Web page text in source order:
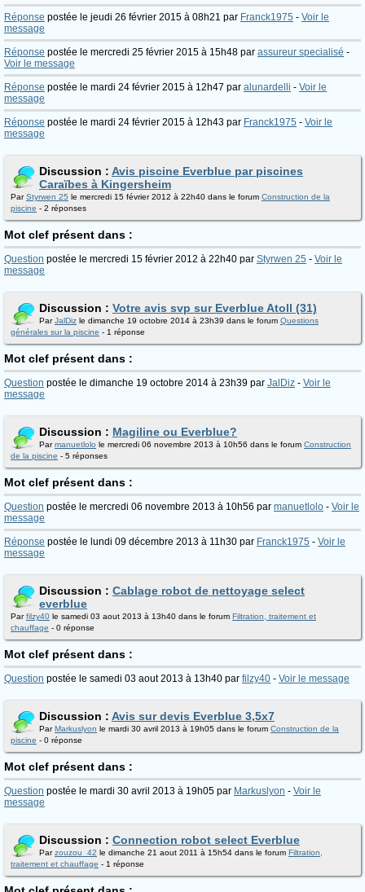
Réponse postée le jeudi 26 février 2015 à 08h21 par Franck1975 - Voir le
message
Réponse postée le mercredi 25 février 2015 à 15h48 par assureur specialisé -
Voir le message
Réponse postée le mardi 24 février 2015 à 12h47 par alunardelli - Voir le
message
Réponse postée le mardi 24 février 2015 à 12h43 par Franck1975 - Voir le
message
Discussion : Avis piscine Everblue par piscines
Caraïbes à Kingersheim
ParStyrwen 25 le mercredi 15 février 2012 à 22h40 dans le forum Construction de la
piscine - 2 réponses
Mot clef présent dans :
Question postée le mercredi 15 février 2012 à 22h40 par Styrwen 25 - Voir le
message
Discussion : Votre avis svp sur Everblue Atoll (31)
ParJalDiz le dimanche 19 octobre 2014 à 23h39 dans le forum Questions
générales sur la piscine - 1 réponse
Mot clef présent dans :
Question postée le dimanche 19 octobre 2014 à 23h39 par JalDiz - Voir le
message
Discussion : Magiline ou Everblue?
Parmanuetlolo le mercredi 06 novembre 2013 à 10h56 dans le forum Construction
de la piscine - 5 réponses
Mot clef présent dans :
Question postée le mercredi 06 novembre 2013 à 10h56 par manuetlolo - Voir le
message
Réponse postée le lundi 09 décembre 2013 à 11h30 par Franck1975 - Voir le
message
Discussion : Cablage robot de nettoyage select
everblue
Parfilzy40 le samedi 03 aout 2013 à 13h40 dans le forum Filtration, traitement et
chauffage - 0 réponse
Mot clef présent dans :
Question postée le samedi 03 aout 2013 à 13h40 par filzy40 - Voir le message
Discussion : Avis sur devis Everblue 3,5x7
ParMarkuslyon le mardi 30 avril 2013 à 19h05 dans le forum Construction de la
piscine - 0 réponse
Mot clef présent dans :
Question postée le mardi 30 avril 2013 à 19h05 par Markuslyon - Voir le
message
Discussion : Connection robot select Everblue
Parzouzou_42 le dimanche 21 aout 2011 à 15h54 dans le forum Filtration,
traitement et chauffage - 1 réponse